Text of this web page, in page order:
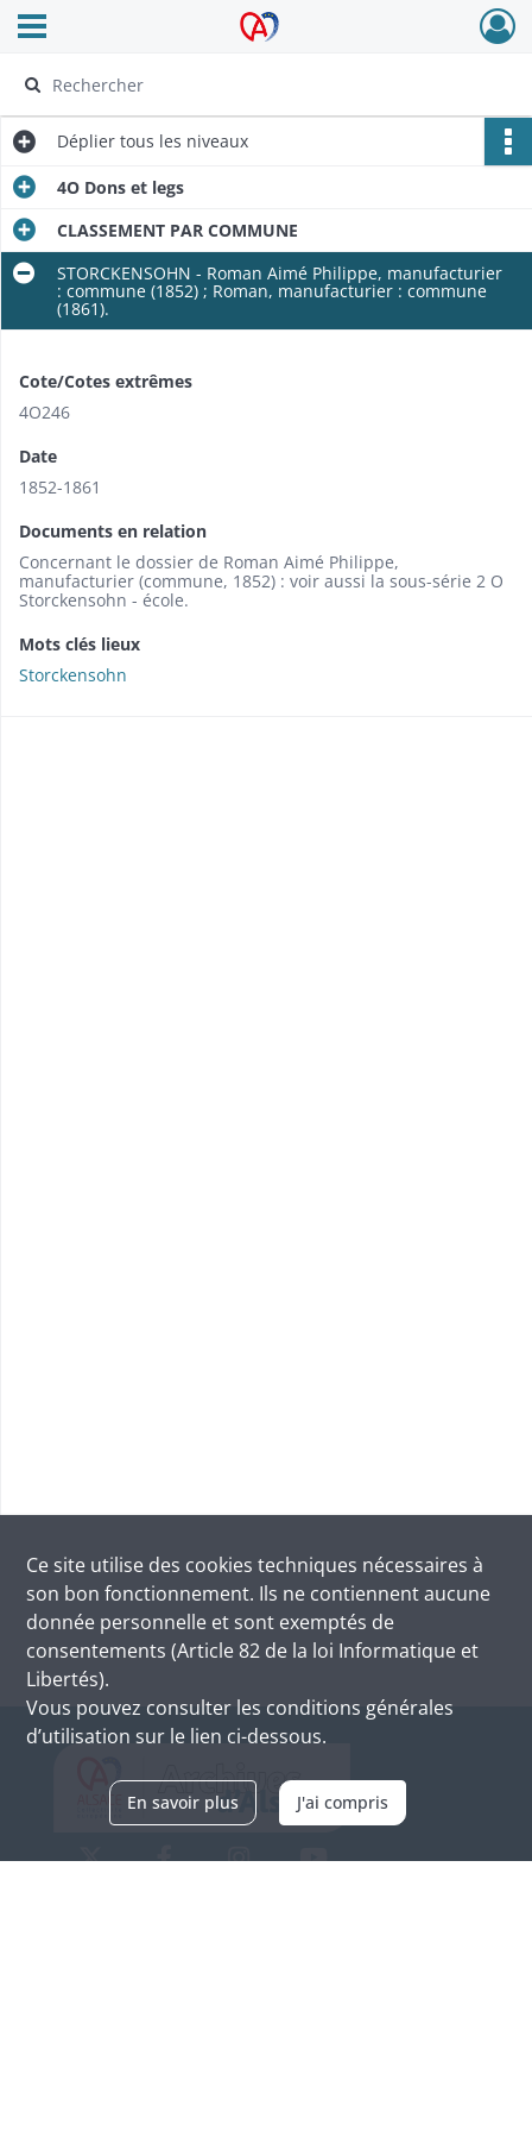
Archives Alsace - Colmar
Ouvrir le menu déroulant
Déplier tous les niveaux
4O Dons et legs
CLASSEMENT PAR COMMUNE
STORCKENSOHN - Roman Aimé Philippe, manufacturier
: commune (1852) ; Roman, manufacturier : commune
(1861).
Cote/Cotes extrêmes
4O246
Date
1852-1861
Documents en relation
Concernant le dossier de Roman Aimé Philippe,
manufacturier (commune, 1852) : voir aussi la sous-série 2 O
Storckensohn - école.
Mots clés lieux
Storckensohn
Ce site utilise des cookies techniques nécessaires à
son bon fonctionnement. Ils ne contiennent aucune
donnée personnelle et sont exemptés de
consentements (Article 82 de la loi Informatique et
Libertés).
Vous pouvez consulter les conditions générales
d’utilisation sur le lien ci-dessous.
En savoir plus J'ai compris